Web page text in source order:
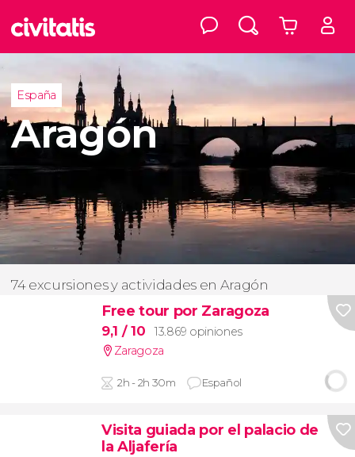
España
Aragón
74 excursiones y actividades en Aragón
Free tour por Zaragoza
9,1 / 10
13.869 opiniones
Zaragoza
2h - 2h 30m Español
Visita guiada por el palacio de
la Aljafería